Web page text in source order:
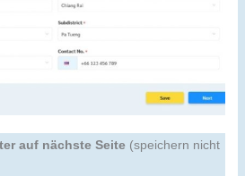
auf nächste Seite(speichern nicht